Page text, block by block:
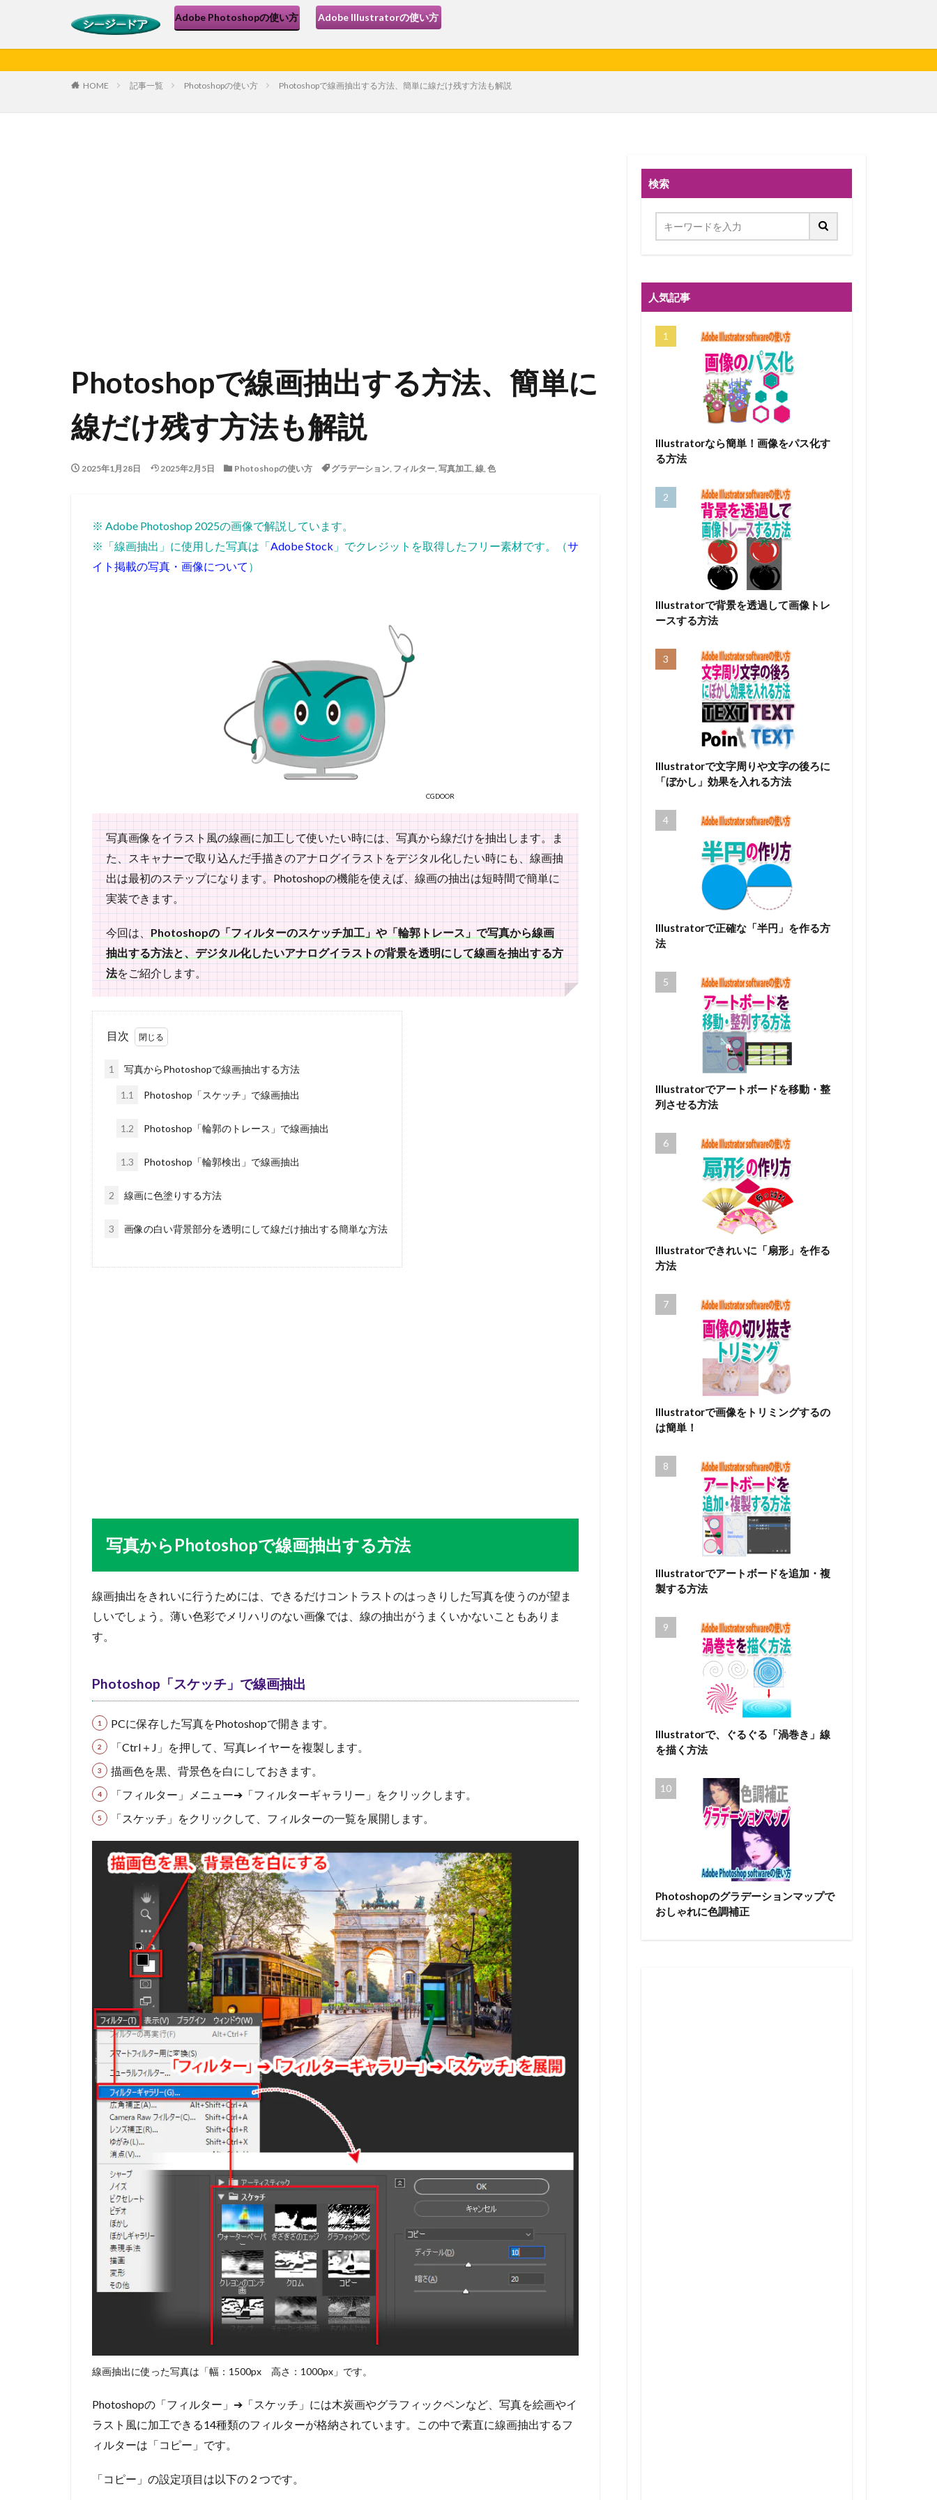
Adobe Photoshopの使い方 Adobe Illustratorの使い方
HOME 記事一覧 Photoshopの使い方 Photoshopで線画抽出する方法、簡単に線だけ残す方法も解説
Photoshopで線画抽出する方法、簡単に
線だけ残す方法も解説
2025年1月28日 2025年2月5日 Photoshopの使い方 グラデーション, フィルター, 写真加工, 線, 色
※ Adobe Photoshop 2025の画像で解説しています。
※「線画抽出」に使用した写真は「Adobe Stock 」でクレジットを取得したフリー素材です。（サ
イト掲載の写真・画像について ）
CGDOOR
写真画像をイラスト風の線画に加工して使いたい時には、写真から線だけを抽出します。ま
た、スキャナーで取り込んだ手描きのアナログイラストをデジタル化したい時にも、線画抽
出は最初のステップになります。Photoshopの機能を使えば、線画の抽出は短時間で簡単に
実装できます。
今回は、Photoshopの「フィルターのスケッチ加工」や「輪郭トレース」で写真から線画
抽出する方法と、デジタル化したいアナログイラストの背景を透明にして線画を抽出する方
法をご紹介します。
目次
1 写真からPhotoshopで線画抽出する方法
1.1 Photoshop「スケッチ」で線画抽出
1.2 Photoshop「輪郭のトレース」で線画抽出
1.3 Photoshop「輪郭検出」で線画抽出
2 線画に色塗りする方法
3 画像の白い背景部分を透明にして線だけ抽出する簡単な方法
写真からPhotoshopで線画抽出する方法
線画抽出をきれいに行うためには、できるだけコントラストのはっきりした写真を使うのが望ま
しいでしょう。薄い色彩でメリハリのない画像では、線の抽出がうまくいかないこともありま
す。
Photoshop「スケッチ」で線画抽出
PCに保存した写真をPhotoshopで開きます。
「Ctrl＋J」を押して、写真レイヤーを複製します。
描画色を黒、背景色を白にしておきます。
「フィルター」メニュー➔「フィルターギャラリー」をクリックします。
「スケッチ」をクリックして、フィルターの一覧を展開します。
線画抽出に使った写真は「幅：1500px 高さ：1000px」です。
Photoshopの「フィルター」➔「スケッチ」には木炭画やグラフィックペンなど、写真を絵画やイ
ラスト風に加工できる14種類のフィルターが格納されています。この中で素直に線画抽出するフ
ィルターは「コピー」です。
「コピー」の設定項目は以下の２つです。
検索
人気記事
Illustratorなら簡単！画像をパス化す
る方法
Illustratorで背景を透過して画像トレ
ースする方法
Illustratorで文字周りや文字の後ろに
「ぼかし」効果を入れる方法
Illustratorで正確な「半円」を作る方
法
Illustratorでアートボードを移動・整
列させる方法
Illustratorできれいに「扇形」を作る
方法
Illustratorで画像をトリミングするの
は簡単！
Illustratorでアートボードを追加・複
製する方法
Illustratorで、ぐるぐる「渦巻き」線
を描く方法
Photoshopのグラデーションマップで
おしゃれに色調補正